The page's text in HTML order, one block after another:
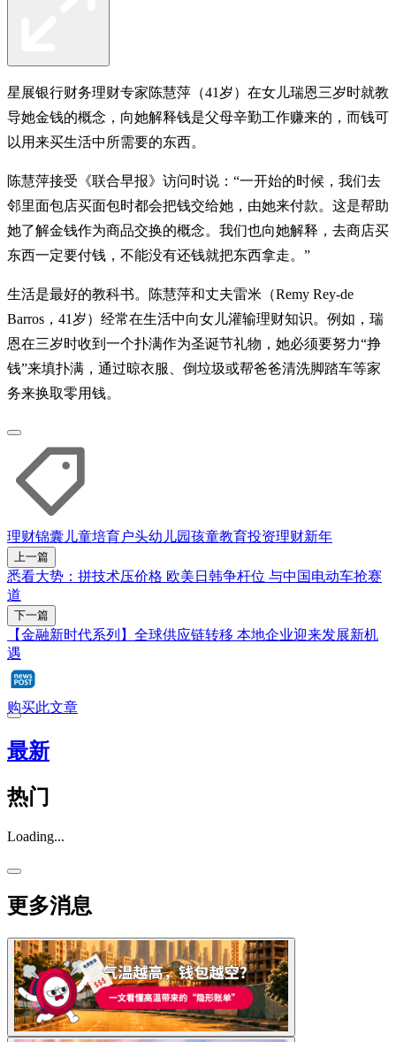
星展银行财务理财专家陈慧萍（41岁）在女儿瑞恩三岁时就教
导她金钱的概念，向她解释钱是父母辛勤工作赚来的，而钱可
以用来买生活中所需要的东西。
陈慧萍接受《联合早报》访问时说：“一开始的时候，我们去
邻里面包店买面包时都会把钱交给她，由她来付款。这是帮助
她了解金钱作为商品交换的概念。我们也向她解释，去商店买
东西一定要付钱，不能没有还钱就把东西拿走。”
生活是最好的教科书。陈慧萍和丈夫雷米（Remy Rey-de
Barros，41岁）经常在生活中向女儿灌输理财知识。例如，瑞
恩在三岁时收到一个扑满作为圣诞节礼物，她必须要努力“挣
钱”来填扑满，通过晾衣服、倒垃圾或帮爸爸清洗脚踏车等家
务来换取零用钱。
理财锦囊 儿童培育户头幼儿园孩童教育投资理财新年
上一篇
悉看大势：拼技术压价格 欧美日韩争杆位 与中国电动车抢赛
道
下一篇
【金融新时代系列】全球供应链转移 本地企业迎来发展新机
遇
购买此文章
最新
热门
Loading...
更多消息